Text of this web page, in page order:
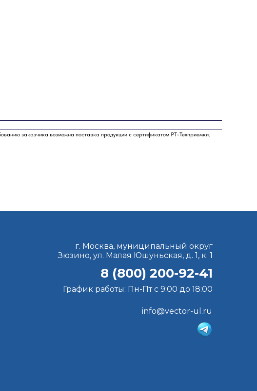
заказчика возможна поставка продукции с сертификатом РТ-Техприемки.
info@vector-ul.ru
График работы: Пн-Пт с 9:00 до 18:00
г. Москва, муниципальный округ
Зюзино, ул. Малая Юшуньская, д. 1, к. 1
8 (800) 200-92-41